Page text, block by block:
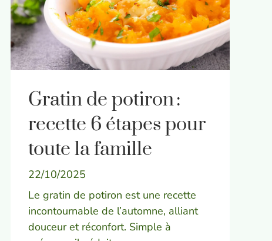
Gratin de potiron :
recette 6 étapes pour
toute la famille
22/10/2025
Le gratin de potiron est une recette
incontournable de l’automne, alliant
douceur et réconfort. Simple à